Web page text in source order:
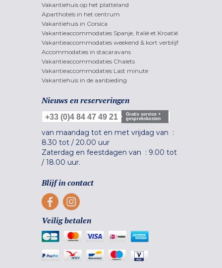
Vakantiehuis op het platteland
Aparthotels in het centrum
Vakantiehuis in Corsica
Vakantieaccommodaties Spanje, Italië et Kroatië
Vakantieaccommodaties weekend & kort verblijf
Accommodaties in stacaravans
Vakantieaccommodaties Chalets
Vakantieaccommodaties Last minute
Vakantiehuis in de aanbieding
Nieuws en reserveringen
+33 (0)4 84 47 49 21
Gratis service +
gesprekskosten
van maandag tot en met vrijdag van :
8.30 tot / 20.00 uur
Zaterdag en feestdagen van : 9.00 tot
/ 18.00 uur.
Blijf in contact
Veilig betalen